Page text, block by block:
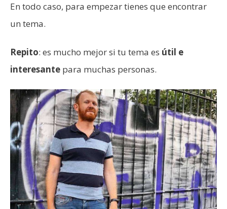
En todo caso, para empezar tienes que encontrar
un tema.
Repito: es mucho mejor si tu tema es útil e
interesante para muchas personas.